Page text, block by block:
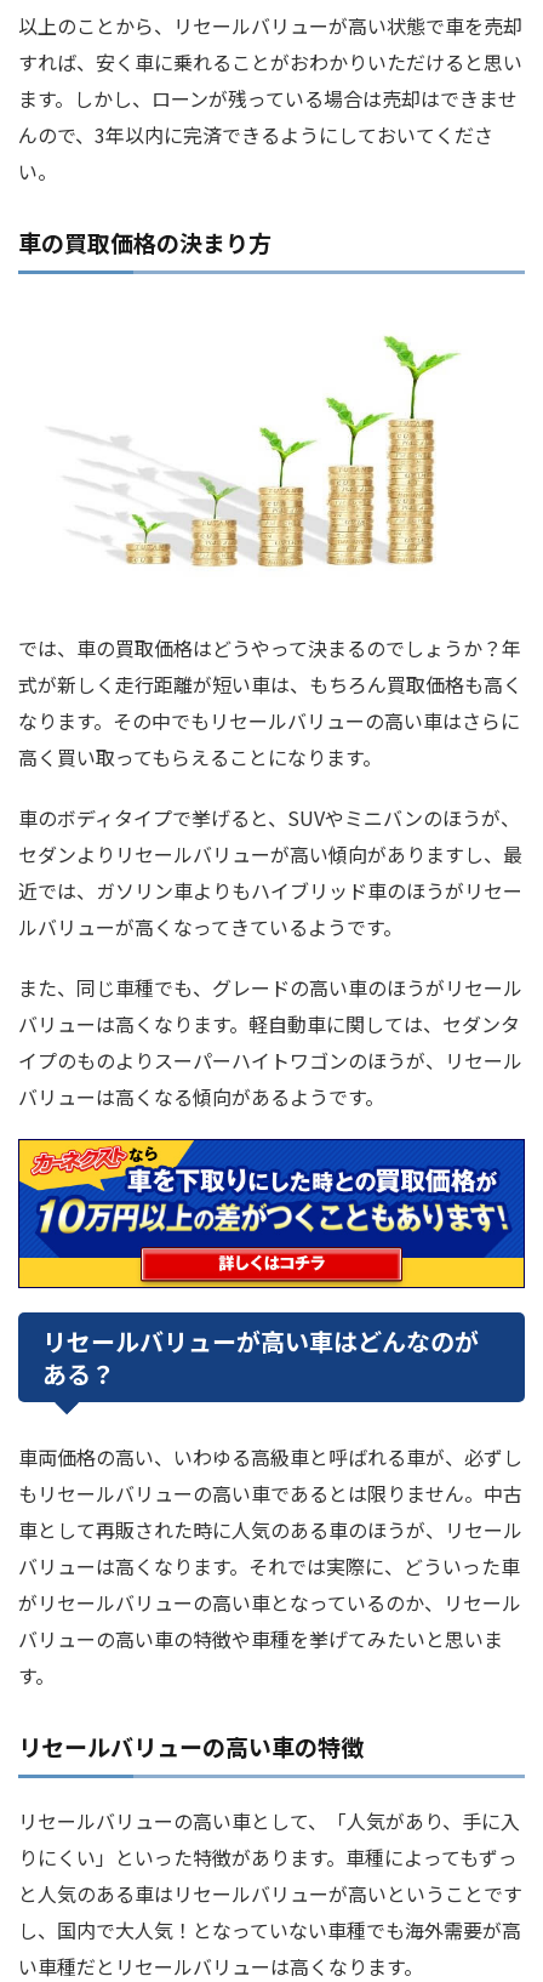
以上のことから、リセールバリューが高い状態で車を売却
すれば、安く車に乗れることがおわかりいただけると思い
ます。しかし、ローンが残っている場合は売却はできませ
んので、3年以内に完済できるようにしておいてくださ
い。
車の買取価格の決まり方
では、車の買取価格はどうやって決まるのでしょうか？年
式が新しく走行距離が短い車は、もちろん買取価格も高く
なります。その中でもリセールバリューの高い車はさらに
高く買い取ってもらえることになります。
車のボディタイプで挙げると、SUVやミニバンのほうが、
セダンよりリセールバリューが高い傾向がありますし、最
近では、ガソリン車よりもハイブリッド車のほうがリセー
ルバリューが高くなってきているようです。
また、同じ車種でも、グレードの高い車のほうがリセール
バリューは高くなります。軽自動車に関しては、セダンタ
イプのものよりスーパーハイトワゴンのほうが、リセール
バリューは高くなる傾向があるようです。
リセールバリューが高い車はどんなのが
ある？
車両価格の高い、いわゆる高級車と呼ばれる車が、必ずし
もリセールバリューの高い車であるとは限りません。中古
車として再販された時に人気のある車のほうが、リセール
バリューは高くなります。それでは実際に、どういった車
がリセールバリューの高い車となっているのか、リセール
バリューの高い車の特徴や車種を挙げてみたいと思いま
す。
リセールバリューの高い車の特徴
リセールバリューの高い車として、「人気があり、手に入
りにくい」といった特徴があります。車種によってもずっ
と人気のある車はリセールバリューが高いということです
し、国内で大人気！となっていない車種でも海外需要が高
い車種だとリセールバリューは高くなります。